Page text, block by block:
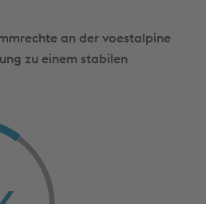
an der voestalpine
zu einem stabilen